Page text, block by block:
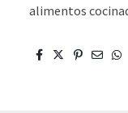
alimentos